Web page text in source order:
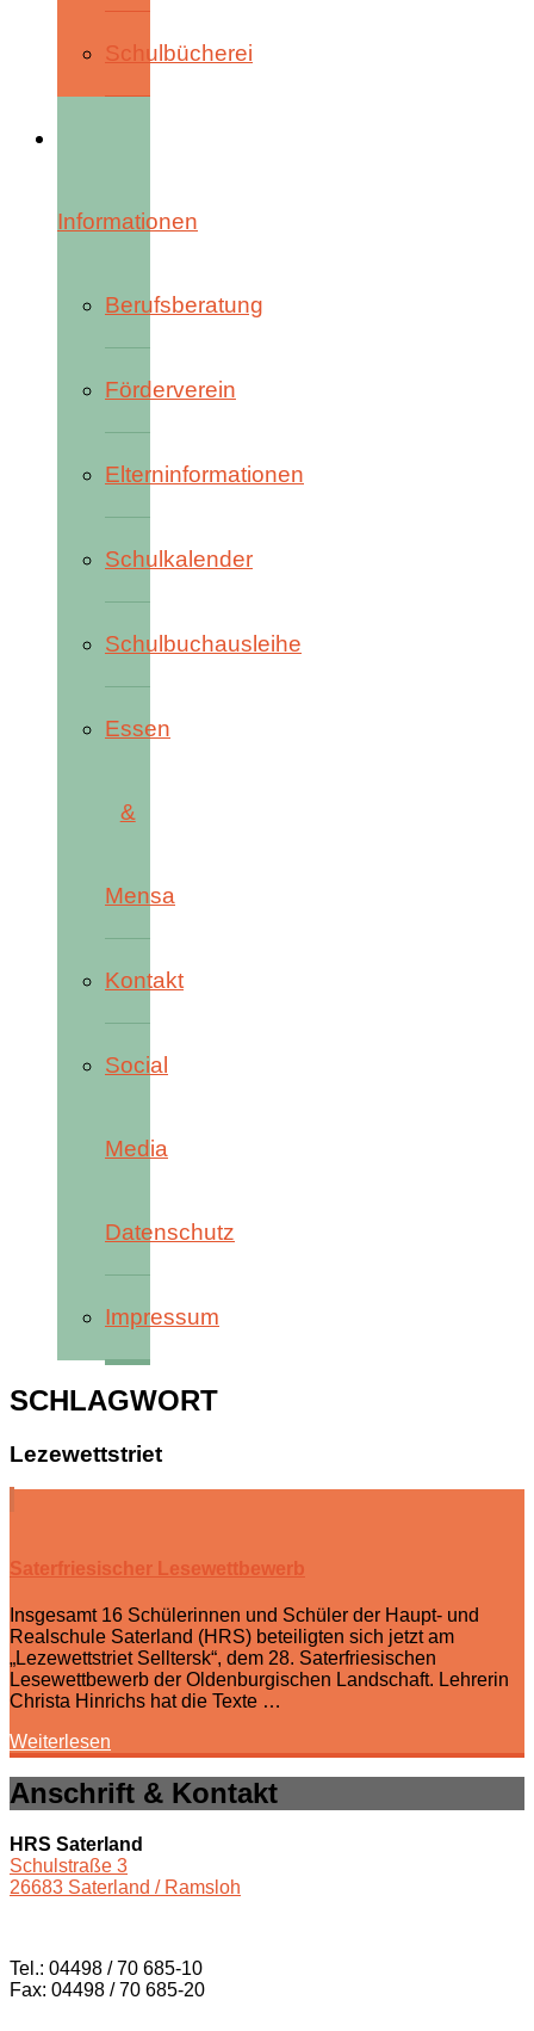
Schulbücherei
Informationen
Berufsberatung
Förderverein
Elterninformationen
Schulkalender
Schulbuchausleihe
Essen
&
Mensa
Kontakt
Social
Media
Datenschutz
Impressum
SCHLAGWORT
Lezewettstriet
Saterfriesischer Lesewettbewerb
Insgesamt 16 Schülerinnen und Schüler der Haupt- und
Realschule Saterland (HRS) beteiligten sich jetzt am
„Lezewettstriet Selltersk“, dem 28. Saterfriesischen
Lesewettbewerb der Oldenburgischen Landschaft. Lehrerin
Christa Hinrichs hat die Texte …
Weiterlesen
Anschrift & Kontakt
HRS Saterland
Schulstraße 3
26683 Saterland / Ramsloh
Tel.: 04498 / 70 685-10
Fax: 04498 / 70 685-20